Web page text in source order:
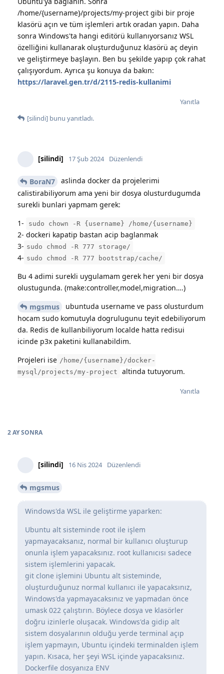
/home/{username}/projects/my-project gibi bir proje
klasörü açın ve tüm işlemleri artık oradan yapın. Daha
sonra Windows'ta hangi editörü kullanıyorsanız WSL
özelliğini kullanarak oluşturduğunuz klasörü aç deyin
ve geliştirmeye başlayın. Ben bu şekilde yapıp çok rahat
çalışıyordum. Ayrıca şu konuya da bakın:
https://laravel.gen.tr/d/2115-redis-kullanimi
Yanıtla
[silindi] bunu yanıtladı.
[silindi] 17 Şub 2024 Düzenlendi
BoraN7
aslinda docker da projelerimi
calistirabiliyorum ama yeni bir dosya olusturdugumda
surekli bunlari yapmam gerek:
1-
sudo chown -R {username} /home/{username}
2- dockeri kapatip bastan acip baglanmak
3- sudo chmod -R 777 storage/
4- sudo chmod -R 777 bootstrap/cache/
Bu 4 adimi surekli uygulamam gerek her yeni bir dosya
olustugunda. (make:controller,model,migration….)
mgsmus
ubuntuda username ve pass olusturdum
hocam sudo komutuyla dogrulugunu teyit edebiliyorum
da. Redis de kullanbiliyorum localde hatta redisui
icinde p3x paketini kullanabildim.
Projeleri ise /home/{username}/docker-
mysql/projects/my-project
altinda tutuyorum.
Yanıtla
2 AYSONRA
[silindi] 16 Nis 2024 Düzenlendi
mgsmus
Windows'da WSL ile geliştirme yaparken:
Ubuntu alt sisteminde root ile işlem
yapmayacaksanız, normal bir kullanıcı oluşturup
onunla işlem yapacaksınız. root kullanıcısı sadece
sistem işlemlerini yapacak.
git clone işlemini Ubuntu alt sisteminde,
oluşturduğunuz normal kullanıcı ile yapacaksınız,
Windows'da yapmayacaksınız ve yapmadan önce
umask 022 çalıştırın. Böylece dosya ve klasörler
doğru izinlerle oluşacak. Windows'da gidip alt
sistem dosyalarının olduğu yerde terminal açıp
işlem yapmayın, Ubuntu içindeki terminalden işlem
yapın. Kısaca, her şeyi WSL içinde yapacaksınız.
Dockerfile dosyanıza ENV